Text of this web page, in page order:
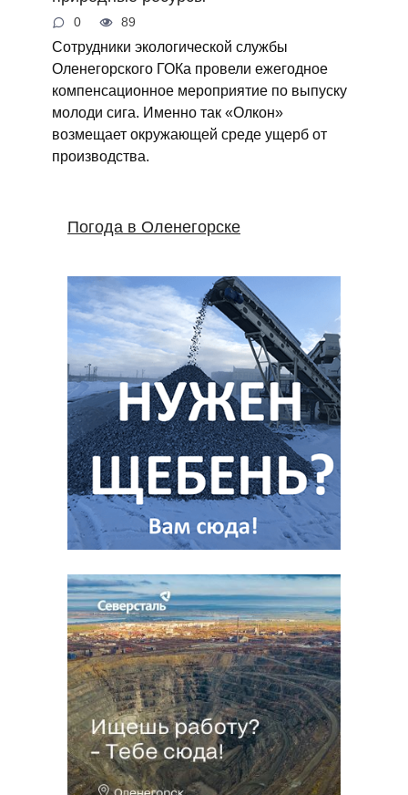
0 89
Сотрудники экологической службы
Оленегорского ГОКа провели ежегодное
компенсационное мероприятие по выпуску
молоди сига. Именно так «Олкон»
возмещает окружающей среде ущерб от
производства.
Погода в Оленегорске